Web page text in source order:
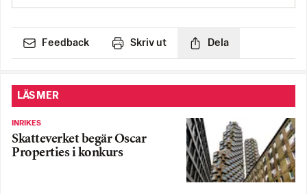
Feedback Skriv ut Dela
LÄS MER
INRIKES
Skatteverket begär Oscar
Properties i konkurs